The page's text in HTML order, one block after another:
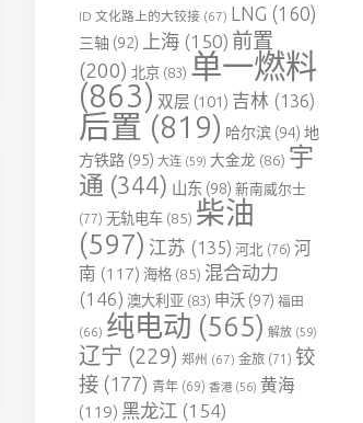
路
葛
坝
老
口
水
泥
专
用
铁
路
达
竹
煤
电
ID 文化路上的大铰接 (67) LNG (160)
三轴 (92) 上海 (150) 前置
(200) 北京 (83) 单一燃料
(863) 双层 (101) 吉林 (136)
后置(819) 哈尔滨 (94) 地
方铁路 (95) 大连 (59) 大金龙 (86) 宇
通 (344) 山东 (98) 新南威尔士
(77) 无轨电车 (85) 柴油
(597) 江苏 (135) 河北 (76) 河
南 (117) 海格 (85) 混合动力
(146) 澳大利亚 (83) 申沃 (97) 福田
(66) 纯电动 (565) 解放 (59)
辽宁 (229) 郑州 (67) 金旅 (71) 铰
接 (177) 青年 (69) 香港 (56) 黄海
(119) 黑龙江 (154)